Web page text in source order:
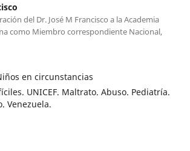
del Dr. José M Francisco a la Academia
como Miembro correspondiente Nacional,
en circunstancias
UNICEF. Maltrato. Abuso. Pediatría.
Venezuela.